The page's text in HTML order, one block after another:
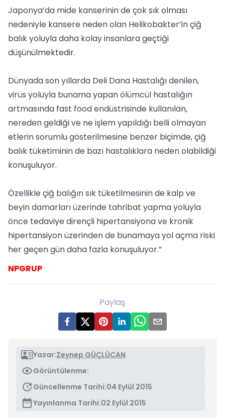
Japonya’da mide kanserinin de çok sık olması
nedeniyle kansere neden olan Helikobakter’in çiğ
balık yoluyla daha kolay insanlara geçtiği
düşünülmektedir.
Dünyada son yıllarda Deli Dana Hastalığı denilen,
virüs yoluyla bunama yapan ölümcül hastalığın
artmasında fast food endüstrisinde kullanılan,
nereden geldiği ve ne işlem yapıldığı belli olmayan
etlerin sorumlu gösterilmesine benzer biçimde, çiğ
balık tüketiminin de bazı hastalıklara neden olabildiği
konuşuluyor.
Özellikle çiğ balığın sık tüketilmesinin de kalp ve
beyin damarları üzerinde tahribat yapma yoluyla
önce tedaviye dirençli hipertansiyona ve kronik
hipertansiyon üzerinden de bunamaya yol açma riski
her geçen gün daha fazla konuşuluyor.”
NPGRUP
Paylaş
Yazar:Zeynep GÜÇLÜCAN
Görüntülenme:
Güncellenme Tarihi:04 Eylül 2015
Yayınlanma Tarihi:02 Eylül 2015